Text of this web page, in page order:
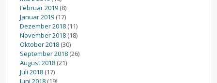
Februar 2019 (8)
Januar 2019 (17)
Dezember 2018 (11)
November 2018 (18)
Oktober 2018 (30)
September 2018 (26)
August 2018 (21)
Juli 2018 (17)
Juni 2018 (19)